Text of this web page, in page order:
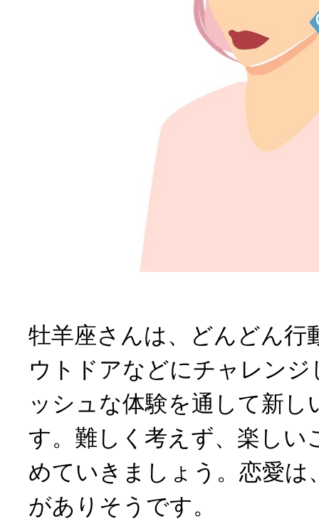
牡羊座さんは、どんどん行
ウトドアなどにチャレン
ッシュな体験を通して新し
す。難しく考えず、楽しい
めていきましょう。恋愛は
がありそうです。